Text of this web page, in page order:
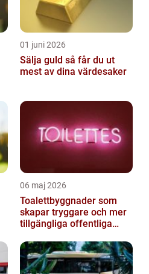
01 juni 2026
Sälja guld så får du ut
mest av dina värdesaker
06 maj 2026
Toalettbyggnader som
skapar tryggare och mer
tillgängliga offentliga